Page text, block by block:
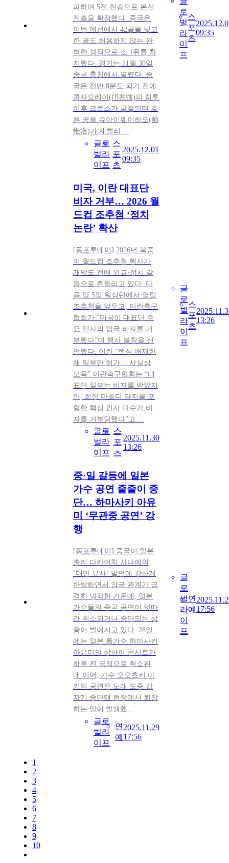
파하며 5전 전승으로 본선
진출을 확정했다. 중국은
이번 예선에서 42골을 넣고
한 골도 허용하지 않는 완
벽한 성적으로 조 1위를 차
지했다. 경기는 11월 30일
중국 충칭에서 열렸다. 중
국은 전반 8분도 되기 전에
콩자오레이(邝兆镭)의 침투
이후 크로스가 굴절되며 흐
른 공을 슈아이웨이하오(帅
惟浩)가 재빨리 ...
글로
벌라
이프
스
포
츠
2025.12.01
09:35
로
벌
라
이
프
스
포
츠
09:35
미국, 이란 대표단
비자 거부… 2026 월
드컵 조추첨 ‘정치
논란’ 확산
[동포투데이] 2026년 북중
미 월드컵 조추첨 행사가
개막도 전에 외교·정치 갈
등으로 흔들리고 있다. 다
음 달 5일 워싱턴에서 열릴
조추첨을 앞두고, 이란축구
협회가 “미국이 대표단 주
요 인사의 입국 비자를 거
부했다”며 행사 불참을 선
언했다. 이란 “핵심 배제한
채 일부만 허가… 사실상
모욕” 이란축구협회는 “대
표단 일부는 비자를 받았지
만, 회장 마흐디 타지를 포
함한 핵심 인사 다수가 비
자를 거부당했다”고 ...
글로
벌라
이프
스
포
츠
2025.11.30
13:26
글
로
벌
라
이
프
스
포
츠
13:26
중·일 갈등에 일본
가수 공연 줄줄이 중
단… 하마사키 아유
미 ‘무관중 공연’ 강
행
[동포투데이] 중국이 일본
총리 다카이치 사나에의
‘대만 유사’ 발언에 강하게
반발하면서 양국 관계가 급
격히 냉각한 가운데, 일본
가수들의 중국 공연이 잇따
라 취소되거나 중단되는 상
황이 벌어지고 있다. 28일
에는 일본 톱가수 하마사키
아유미의 상하이 콘서트가
하루 전 극적으로 취소된
데 이어, 가수 오오츠키 마
키의 공연은 노래 도중 갑
자기 중단돼 현장에서 퇴장
하는 일이 발생했...
글로
벌라
이프
연
예
2025.11.29
17:56
글
로
벌
라
이
프
연
예 17:56
1
2
3
4
5
6
7
8
9
10